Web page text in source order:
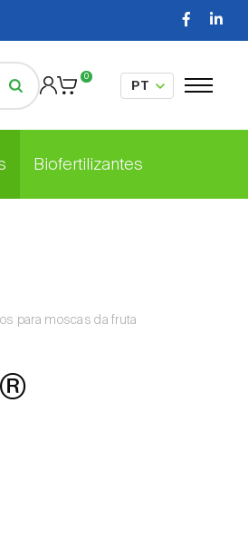
0
Biofertilizantes
para moscas da fruta